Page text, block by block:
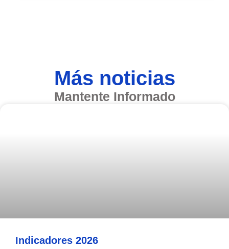
Más noticias
Mantente Informado
Indicadores 2026